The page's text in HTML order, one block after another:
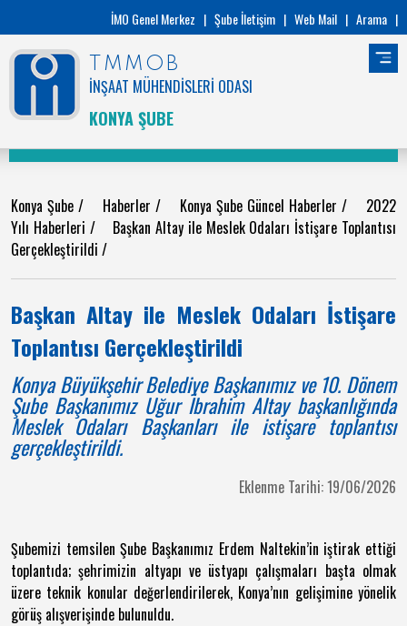
İMO Genel Merkez | Şube İletişim | Web Mail | Arama |
TMMOB
İNŞAAT MÜHENDİSLERİ ODASI
KONYA ŞUBE
Konya Şube/ Haberler/ Konya Şube Güncel Haberler/ 2022
Yılı Haberleri / Başkan Altay ile Meslek Odaları İstişare Toplantısı
Gerçekleştirildi /
Başkan Altay ile Meslek Odaları İstişare
Toplantısı Gerçekleştirildi
Konya Büyükşehir Belediye Başkanımız ve 10. Dönem
Şube Başkanımız Uğur İbrahim Altay başkanlığında
Meslek Odaları Başkanları ile istişare toplantısı
gerçekleştirildi.
Eklenme Tarihi: 19/06/2026
Şubemizi temsilen Şube Başkanımız Erdem Naltekin’in iştirak ettiği
toplantıda; şehrimizin altyapı ve üstyapı çalışmaları başta olmak
üzere teknik konular değerlendirilerek, Konya’nın gelişimine yönelik
görüş alışverişinde bulunuldu.